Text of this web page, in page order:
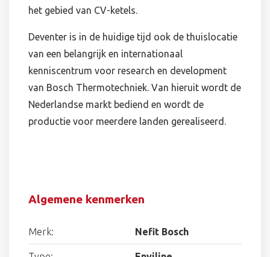
het gebied van CV-ketels.
Deventer is in de huidige tijd ook de thuislocatie
van een belangrijk en internationaal
kenniscentrum voor research en development
van Bosch Thermotechniek. Van hieruit wordt de
Nederlandse markt bediend en wordt de
productie voor meerdere landen gerealiseerd.
Algemene kenmerken
Merk: Nefit Bosch